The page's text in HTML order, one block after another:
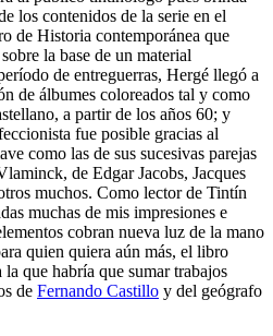
los contenidos de la serie en el
de Historia contemporánea que
la base de un material
de entreguerras, Hergé llegó a
de álbumes coloreados tal y como
a partir de los años 60; y
fue posible gracias al
como las de sus sucesivas parejas
de Edgar Jacobs, Jacques
muchos. Como lector de Tintín
muchas de mis impresiones e
cobran nueva luz de la mano
quien quiera aún más, el libro
que habría que sumar trabajos
de Fernando Castillo y del geógrafo